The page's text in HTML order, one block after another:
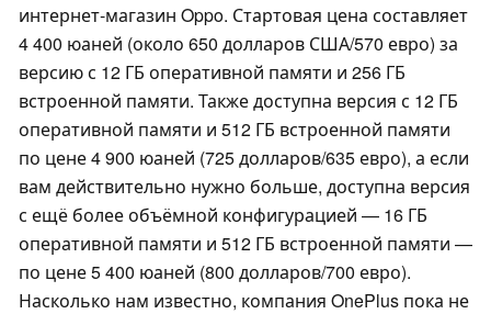
интернет-магазин Oppo. Стартовая цена составляет
4 400 юаней (около 650 долларов США/570 евро) за
версию с 12 ГБ оперативной памяти и 256 ГБ
встроенной памяти. Также доступна версия с 12 ГБ
оперативной памяти и 512 ГБ встроенной памяти
по цене 4 900 юаней (725 долларов/635 евро), а если
вам действительно нужно больше, доступна версия
с ещё более объёмной конфигурацией — 16 ГБ
оперативной памяти и 512 ГБ встроенной памяти —
по цене 5 400 юаней (800 долларов/700 евро).
Насколько нам известно, компания OnePlus пока не